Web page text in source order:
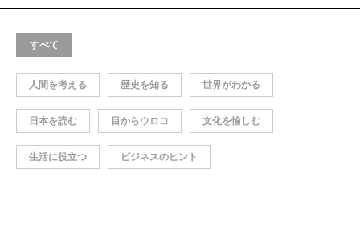
すべて
人間を考える 歴史を知る 世界がわかる
日本を読む 目からウロコ 文化を愉しむ
生活に役立つ ビジネスのヒント